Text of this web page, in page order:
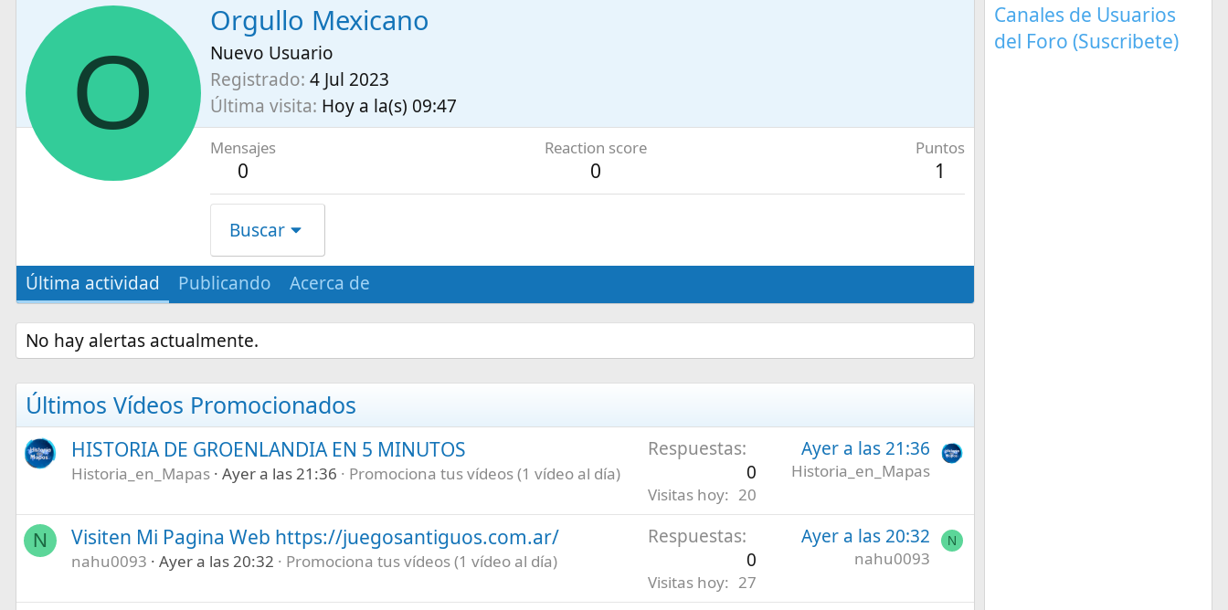
O
Orgullo Mexicano
Nuevo Usuario
Registrado 4 Jul 2023
Última visita Hoy a la(s) 09:47
Mensajes
0
Reaction score
0
Puntos
1
Buscar
Última actividad Publicando Acerca de
No hay alertas actualmente.
Últimos Vídeos Promocionados
HISTORIA DE GROENLANDIA EN 5 MINUTOS
Historia_en_Mapas Ayer a las 21:36 Promociona tus vídeos (1 vídeo al día)
Respuestas
0
Visitas hoy 20
Ayer a las 21:36
Historia_en_Mapas
N Visiten Mi Pagina Web https://juegosantiguos.com.ar/
nahu0093 Ayer a las 20:32 Promociona tus vídeos (1 vídeo al día)
Respuestas
0
Visitas hoy 27
Ayer a las 20:32
nahu0093
N
Canales de Usuarios
del Foro (Suscribete)